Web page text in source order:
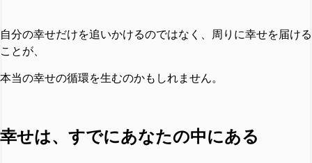
自分の幸せだけを追いかけるのではなく、周りに幸せを届ける
ことが、
本当の幸せの循環を生むのかもしれません。
幸せは、すでにあなたの中にある